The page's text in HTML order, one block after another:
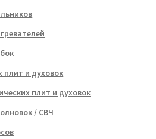
плит и духовок
плит и духовок
/ СВЧ